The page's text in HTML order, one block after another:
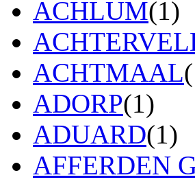
ACHLUM(1)
ACHTMAAL
ADORP(1)
ADUARD(1)
AFFERDEN